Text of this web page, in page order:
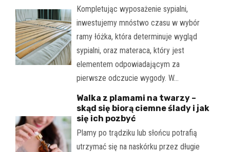
Kompletując wyposażenie sypialni,
inwestujemy mnóstwo czasu w wybór
ramy łóżka, która determinuje wygląd
sypialni, oraz materaca, który jest
elementem odpowiadającym za
pierwsze odczucie wygody. W…
Walka z plamami na twarzy –
skąd się biorą ciemne ślady i jak
się ich pozbyć
Plamy po trądziku lub słońcu potrafią
utrzymać się na naskórku przez długie